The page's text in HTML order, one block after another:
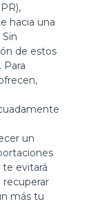
hacia una
de estos
un
evitará
recuperar
más tu